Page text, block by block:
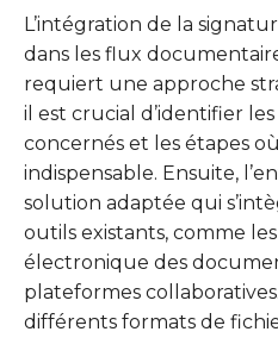
L’intégration de la
dans les flux
requiert une approche
il est crucial d’identifier
concernés et les étapes
indispensable. Ensuite,
solution adaptée qui
outils existants, comme
électronique des
plateformes
différents formats de